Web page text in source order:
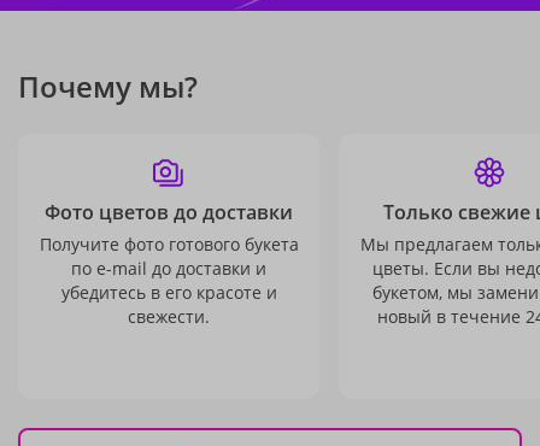
Почему мы?
Фото цветов до доставки
Получите фото готового букета
по e-mail до доставки и
убедитесь в его красоте и
свежести.
Только свежие
Мы предлагаем
цветы. Если вы
букетом, мы
новый в течение